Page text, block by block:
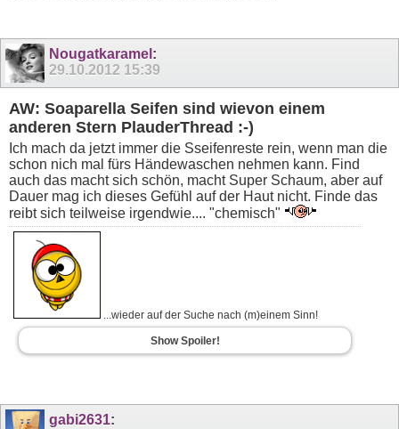
Nougatkaramel :
29.10.2012 15:39
AW: Soaparella Seifen sind wievon einem
anderen Stern PlauderThread :-)
Ich mach da jetzt immer die Sseifenreste rein, wenn man die
schon nich mal fürs Händewaschen nehmen kann. Find
auch das macht sich schön, macht Super Schaum, aber auf
Dauer mag ich dieses Gefühl auf der Haut nicht. Finde das
reibt sich teilweise irgendwie.... "chemisch"
...wieder auf der Suche nach (m)einem Sinn!
Show Spoiler!
gabi2631: